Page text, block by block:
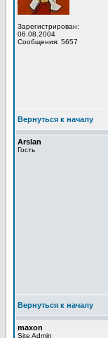
Зарегистрирован:
06.08.2004
Сообщения: 5657
Вернуться к началу
Arslan
Гость
Вернуться к началу
maxon
Site Admin